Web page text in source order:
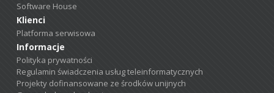
Software House
Klienci
Platforma serwisowa
Informacje
Polityka prywatności
Regulamin świadczenia usług teleinformatycznych
Projekty dofinansowane ze środków unijnych